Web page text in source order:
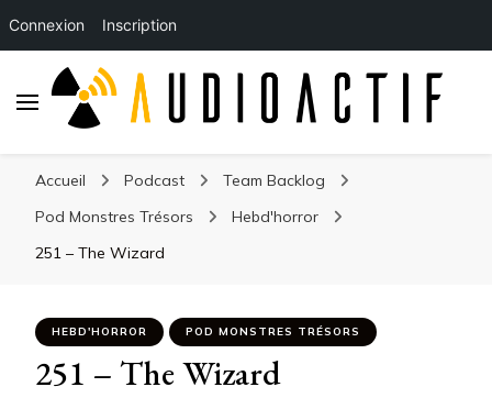
Connexion Inscription
Accueil Podcast
Team Backlog
Pod Monstres Trésors
Hebd'horror
251 – The Wizard
HEBD'HORROR POD MONSTRES TRÉSORS
251 – The Wizard